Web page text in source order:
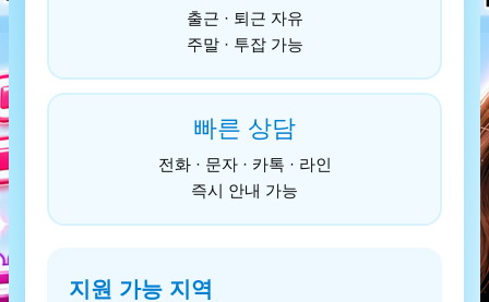
출근 · 퇴근 자유
주말 · 투잡 가능
빠른 상담
전화 · 문자 · 카톡 · 라인
즉시 안내 가능
지원 가능 지역